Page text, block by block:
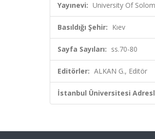
Yayınevi: University Of
Basıldığı Şehir: Kıev
Sayfa Sayıları: ss.70-80
Editörler: ALKAN G., Editör
İstanbul Üniversitesi